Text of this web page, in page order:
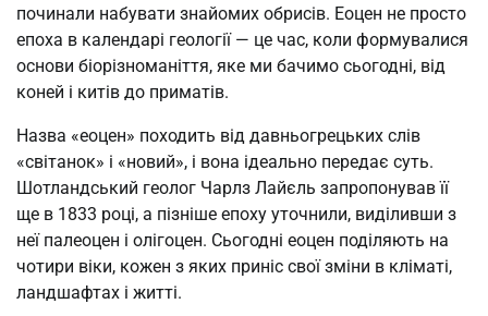
починали набувати знайомих обрисів. Еоцен не просто
епоха в календарі геології — це час, коли формувалися
основи біорізноманіття, яке ми бачимо сьогодні, від
коней і китів до приматів.
Назва «еоцен» походить від давньогрецьких слів
«світанок» і «новий», і вона ідеально передає суть.
Шотландський геолог Чарлз Лайєль запропонував її
ще в 1833 році, а пізніше епоху уточнили, виділивши з
неї палеоцен і олігоцен. Сьогодні еоцен поділяють на
чотири віки, кожен з яких приніс свої зміни в кліматі,
ландшафтах і житті.